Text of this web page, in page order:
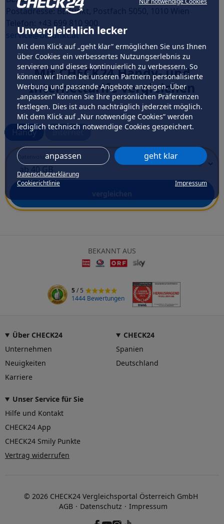
Unvergleichlich lecker
Mit dem Klick auf „geht klar” ermöglichen Sie uns Ihnen
über Cookies ein verbessertes Nutzungserlebnis zu
servieren und dieses kontinuierlich zu verbessern. So
können wir Ihnen bei unseren Partnern personalisierte
Werbung und passende Angebote anzeigen. Über
„anpassen” können Sie Ihre persönlichen Präferenzen
festlegen. Dies ist auch nachträglich jederzeit möglich.
Mit dem Klick auf „Nur notwendige Cookies” werden
lediglich technisch notwendige Cookies gespeichert.
anpassen geht klar
Datenschutzerklärung
Cookierichtlinie
Impressum
Postadresse: BE.funkt, Postfach 5050, 1010 Wien
service@befunkt.at
Mit CHECK24 Handy- und
Internettarife vergleichen
Handy Internet
Datenvolumen
vergleichen
BEKANNT AUS
5/ 5
1444 Bewertungen
Über CHECK24
Unternehmen
Neuigkeiten
Karriere
CHECK24
Spanien
Deutschland
Unser Service für Sie
Hilfe und Kontakt
CHECK24 App
CHECK24 Smily Punkte
Vertrag widerrufen
© 2026 CHECK24 Vergleichsportal Österreich GmbH
AGB
Datenschutz Impressum